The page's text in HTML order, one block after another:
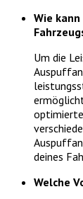
Wie
Um die
deines
Welche